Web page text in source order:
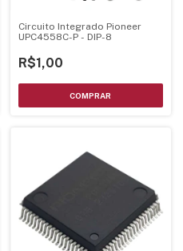
Circuito Integrado Pioneer
UPC4558C-P - DIP-8
R$1,00